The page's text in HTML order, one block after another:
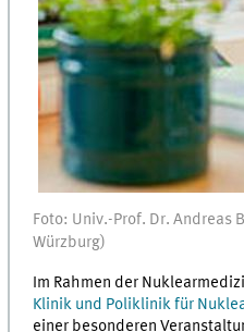
Foto: Univ.-Prof. Dr. Andreas
Würzburg)
Im Rahmen der
Klinik und Poliklinik für
einer besonderen